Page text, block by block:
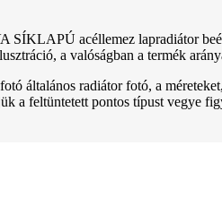
acéllemez lapradiátor
a valóságban a termék
általános radiátor fotó, a
a feltüntetett pontos típust vegye